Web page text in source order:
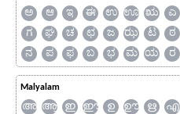
ಅ ಆ ಇ ಈ ಉ ಊ ಋ ಎ
ಗ
ಘ ಚ ಛ ಜ ಝ ಟ ಠ
ನ
ಪ ಫ ಬ ಭ ಮ ಯ ರ
Malyalam
അ ആ ഇ ഈ ഉ ഊ ഋ എ